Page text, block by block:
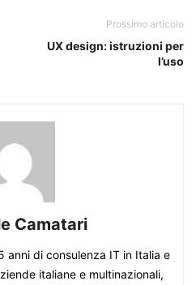
Prossimo articolo
UX design: istruzioni per
l’uso
Camatari
anni di consulenza IT in Italia e
italiane e multinazionali,